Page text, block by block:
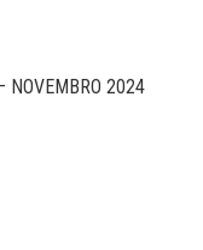
NOVEMBRO 2024